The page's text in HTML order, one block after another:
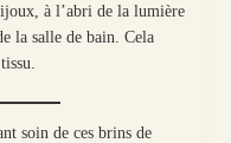
à l’abri de la lumière
la salle de bain. Cela
soin de ces brins de